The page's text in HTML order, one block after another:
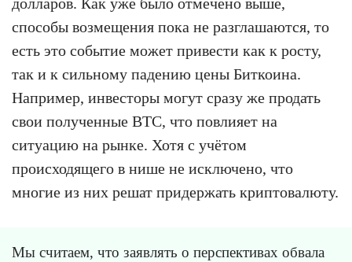
способы возмещения пока не разглашаются, то
есть это событие может привести как к росту,
так и к сильному падению цены Биткоина.
Например, инвесторы могут сразу же продать
свои полученные BTC, что повлияет на
ситуацию на рынке. Хотя с учётом
происходящего в нише не исключено, что
многие из них решат придержать криптовалюту.
Мы считаем, что заявлять о перспективах обвала